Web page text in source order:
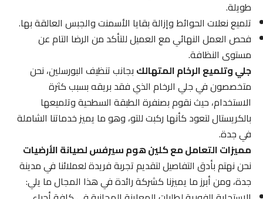
طويلة.
تلميع نعلات الحوائط وإزالة بقايا الأسمنت والجبس العالقة بها.
فحص العمل النهائي مع العميل للتأكد من الرضا التام عن
مستوى النظافة.
جلي وتلميع الرخام المتهالكبجانب تنظيف البورسلين، نحن
متخصصون في جلي الرخام الذي فقد بريقه بسبب كثرة
الاستخدام، حيث نقوم بصنفرة الطبقة السطحية وتلميعها
بالكريستال لتعود كأنها ركبت للتو، وهو ما يميز خدماتنا الشاملة
في جدة.
مميزات التعامل مع كلين هوم سيرفس لصيانة الأرضيات
نحن نهتم بأدق التفاصيل لتقديم تجربة فريدة لعملائنا في مدينة
جدة، ومن أبرز ما يميزنا كشركة رائدة في هذا المجال ما يلي: